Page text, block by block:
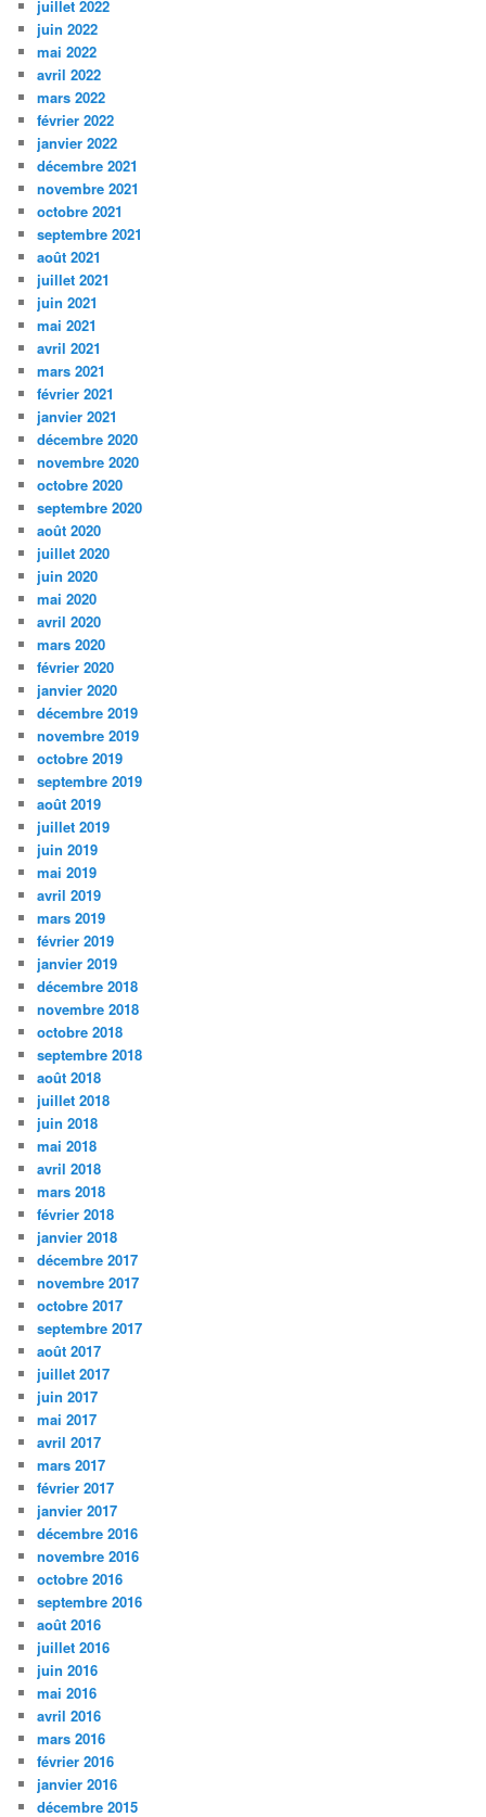
juillet 2022
juin 2022
mai 2022
avril 2022
mars 2022
février 2022
janvier 2022
décembre 2021
novembre 2021
octobre 2021
septembre 2021
août 2021
juillet 2021
juin 2021
mai 2021
avril 2021
mars 2021
février 2021
janvier 2021
décembre 2020
novembre 2020
octobre 2020
septembre 2020
août 2020
juillet 2020
juin 2020
mai 2020
avril 2020
mars 2020
février 2020
janvier 2020
décembre 2019
novembre 2019
octobre 2019
septembre 2019
août 2019
juillet 2019
juin 2019
mai 2019
avril 2019
mars 2019
février 2019
janvier 2019
décembre 2018
novembre 2018
octobre 2018
septembre 2018
août 2018
juillet 2018
juin 2018
mai 2018
avril 2018
mars 2018
février 2018
janvier 2018
décembre 2017
novembre 2017
octobre 2017
septembre 2017
août 2017
juillet 2017
juin 2017
mai 2017
avril 2017
mars 2017
février 2017
janvier 2017
décembre 2016
novembre 2016
octobre 2016
septembre 2016
août 2016
juillet 2016
juin 2016
mai 2016
avril 2016
mars 2016
février 2016
janvier 2016
décembre 2015